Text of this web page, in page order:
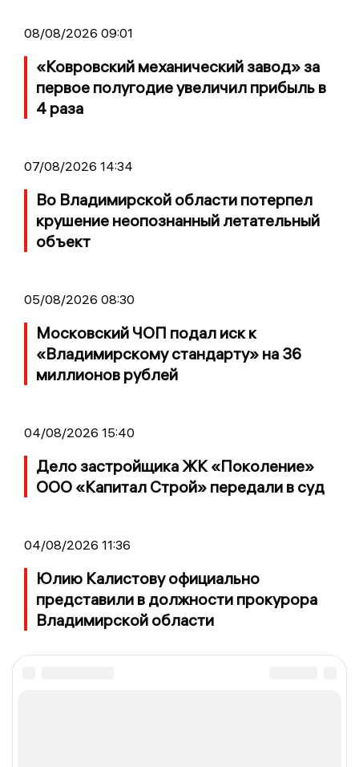
08/08/2026 09:01
«Ковровский механический завод» за
первое полугодие увеличил прибыль в
4 раза
07/08/2026 14:34
Во Владимирской области потерпел
крушение неопознанный летательный
объект
05/08/2026 08:30
Московский ЧОП подал иск к
«Владимирскому стандарту» на 36
миллионов рублей
04/08/2026 15:40
Дело застройщика ЖК «Поколение»
ООО «Капитал Строй» передали в суд
04/08/2026 11:36
Юлию Калистову официально
представили в должности прокурора
Владимирской области